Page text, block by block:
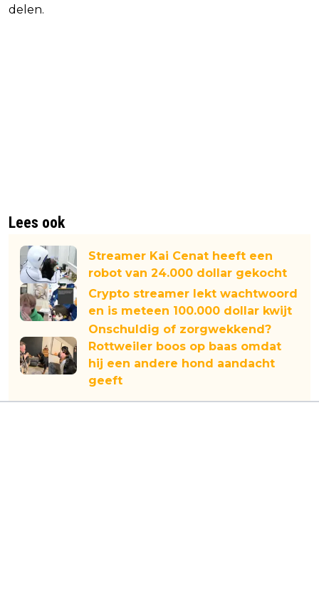
delen.
Lees ook
Streamer Kai Cenat heeft een
robot van 24.000 dollar gekocht
Crypto streamer lekt wachtwoord
en is meteen 100.000 dollar kwijt
Onschuldig of zorgwekkend?
Rottweiler boos op baas omdat
hij een andere hond aandacht
geeft